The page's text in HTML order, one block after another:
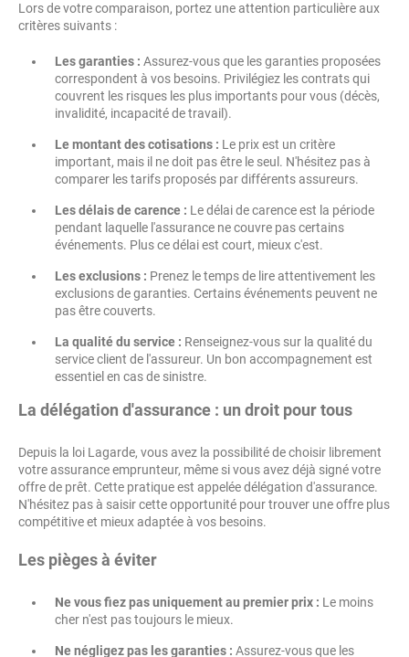
Lors de votre comparaison, portez une attention particulière aux
critères suivants :
Les garanties : Assurez-vous que les garanties proposées
correspondent à vos besoins. Privilégiez les contrats qui
couvrent les risques les plus importants pour vous (décès,
invalidité, incapacité de travail).
Le montant des cotisations : Le prix est un critère
important, mais il ne doit pas être le seul. N'hésitez pas à
comparer les tarifs proposés par différents assureurs.
Les délais de carence : Le délai de carence est la période
pendant laquelle l'assurance ne couvre pas certains
événements. Plus ce délai est court, mieux c'est.
Les exclusions : Prenez le temps de lire attentivement les
exclusions de garanties. Certains événements peuvent ne
pas être couverts.
La qualité du service : Renseignez-vous sur la qualité du
service client de l'assureur. Un bon accompagnement est
essentiel en cas de sinistre.
La délégation d'assurance : un droit pour tous
Depuis la loi Lagarde, vous avez la possibilité de choisir librement
votre assurance emprunteur, même si vous avez déjà signé votre
offre de prêt. Cette pratique est appelée délégation d'assurance.
N'hésitez pas à saisir cette opportunité pour trouver une offre plus
compétitive et mieux adaptée à vos besoins.
Les pièges à éviter
Ne vous fiez pas uniquement au premier prix : Le moins
cher n'est pas toujours le mieux.
Ne négligez pas les garanties : Assurez-vous que les